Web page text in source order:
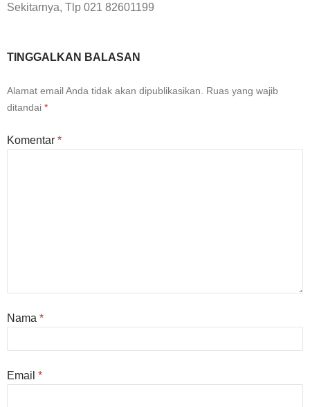
Sekitarnya, Tlp 021 82601199
TINGGALKAN BALASAN
Alamat email Anda tidak akan dipublikasikan.
Ruas yang wajib
ditandai *
Komentar *
Nama *
Email *